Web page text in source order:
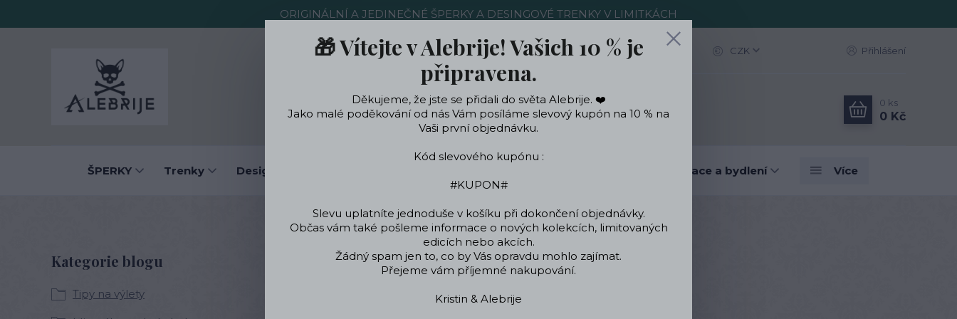
ORIGINÁLNÍ A JEDINEČNÉ ŠPERKY A DESINGOVÉ TRENKY V LIMITKÁCH
Nákup u nás Kontakty Ochrana soukromí Blog CZK Přihlášení
Hledat
0 ks
0 Kč
ŠPERKY Trenky Designové oblečení a doplňky Designové dekorace a bydlení Více
Úvod Blog
Kategorie blogu
Tipy na výlety
Blog
🎁 Vítejte v Alebrije! Vašich 10 % je
připravena.
Děkujeme, že jste se přidali do světa Alebrije. ❤️
Jako malé poděkování od nás Vám posíláme slevový kupón na 10 % na
Vaši první objednávku.
Kód slevového kupónu :
#KUPON#
Slevu uplatníte jednoduše v košíku při dokončení objednávky.
Občas vám také pošleme informace o nových kolekcích, limitovaných
edicích nebo akcích.
Žádný spam jen to, co by Vás opravdu mohlo zajímat.
Přejeme vám příjemné nakupování.
Kristin & Alebrije